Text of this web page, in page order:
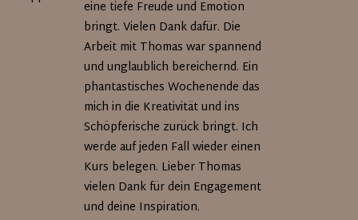
eine tiefe Freude und Emotion
bringt. Vielen Dank dafür. Die
Arbeit mit Thomas war spannend
und unglaublich bereichernd. Ein
phantastisches Wochenende das
mich in die Kreativität und ins
Schöpferische zurück bringt. Ich
werde auf jeden Fall wieder einen
Kurs belegen. Lieber Thomas
vielen Dank für dein Engagement
und deine Inspiration.